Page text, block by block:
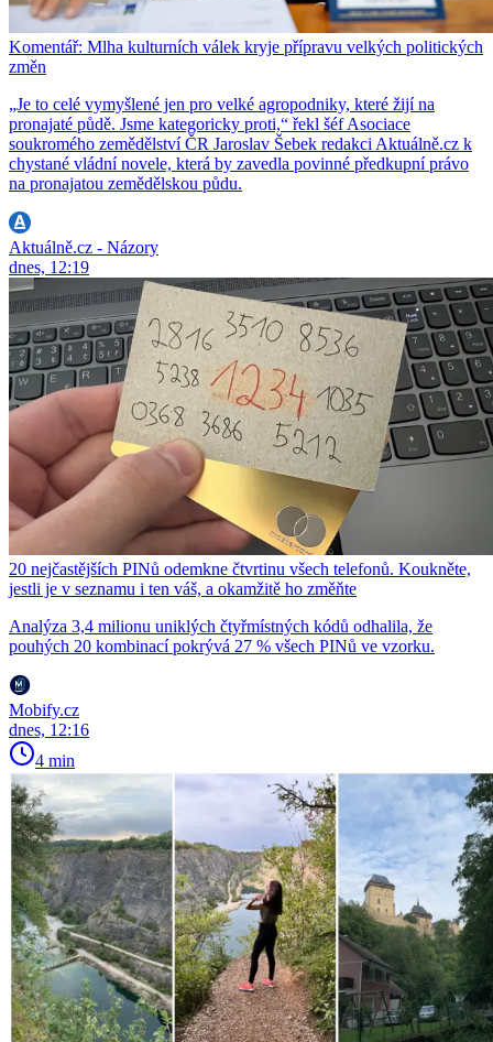
Komentář: Mlha kulturních válek kryje přípravu velkých politických
změn
„Je to celé vymyšlené jen pro velké agropodniky, které žijí na
pronajaté půdě. Jsme kategoricky proti,“ řekl šéf Asociace
soukromého zemědělství ČR Jaroslav Šebek redakci Aktuálně.cz k
chystané vládní novele, která by zavedla povinné předkupní právo
na pronajatou zemědělskou půdu.
Aktuálně.cz - Názory
dnes, 12:19
20 nejčastějších PINů odemkne čtvrtinu všech telefonů. Koukněte,
jestli je v seznamu i ten váš, a okamžitě ho změňte
Analýza 3,4 milionu uniklých čtyřmístných kódů odhalila, že
pouhých 20 kombinací pokrývá 27 % všech PINů ve vzorku.
Mobify.cz
dnes, 12:16
4 min